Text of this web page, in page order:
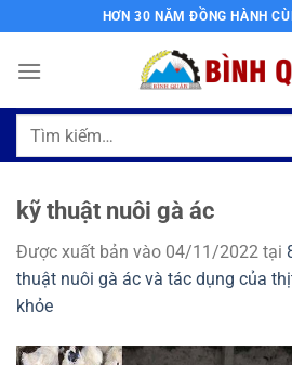
qua
nội
HƠN 30 NĂM ĐỒNG HÀNH
Tìm
kỹ thuật nuôi gà ác
Được xuất bản vào 04/11/2022 tại
thuật nuôi gà ác và tác dụng của
khỏe